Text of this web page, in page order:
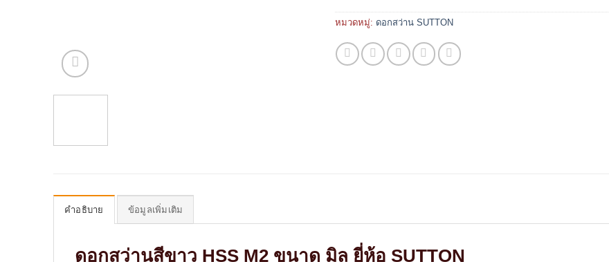
หมวดหมู่: ดอกสว่าน SUTTON
คำอธิบาย ข้อมูลเพิ่มเติม
ดอกสว่านสีขาว HSS M2 ขนาด มิล ยี่ห้อ SUTTON